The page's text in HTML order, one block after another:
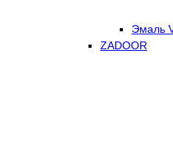
Эмаль
ZADOOR